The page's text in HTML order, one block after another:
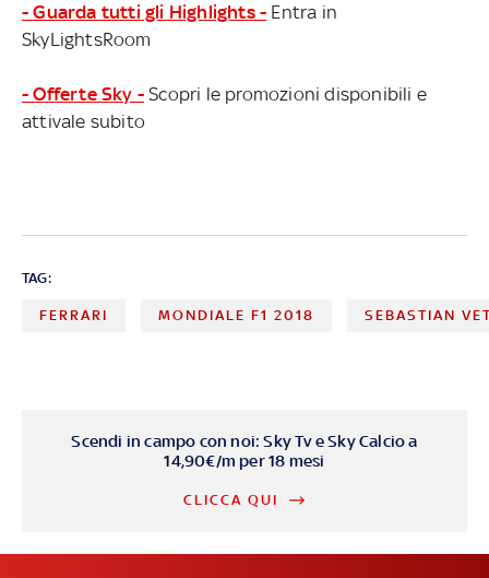
- Guarda tutti gli Highlights - Entra in
SkyLightsRoom
- Offerte Sky - Scopri le promozioni disponibili e
attivale subito
TAG:
FERRARI MONDIALE F1 2018 SEBASTIAN
Scendi in campo con noi: Sky Tv e Sky Calcio a
14,90€/m per 18 mesi
CLICCA QUI